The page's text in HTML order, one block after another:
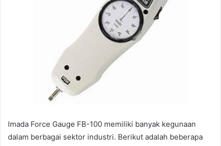
Imada Force Gauge FB-100 memiliki banyak kegunaan
dalam berbagai sektor industri. Berikut adalah beberapa